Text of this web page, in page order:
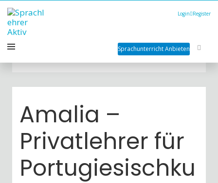
Login Register
Sprachunterricht Anbieten
Amalia –
Privatlehrer für
Portugiesischku